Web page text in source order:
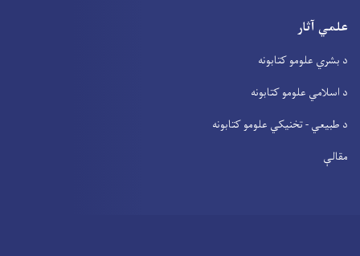
علمي آثار
د بشري علومو کتابونه
د اسلامي علومو کتابونه
د طبیعي - تخنیکي علومو کتابونه
مقالې